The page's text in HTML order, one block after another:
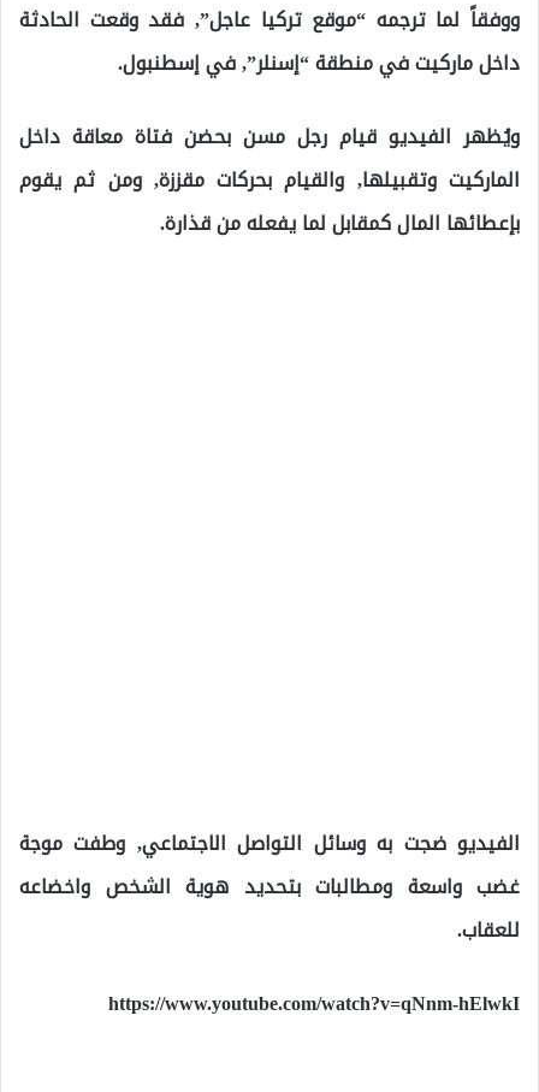
ووفقاً لما ترجمه “موقع تركيا عاجل”, فقد وقعت الحادثة
داخل ماركيت في منطقة “إسنلر”, في إسطنبول.
ويُظهر الفيديو قيام رجل مسن بحضن فتاة معاقة داخل
الماركيت وتقبيلها, والقيام بحركات مقززة, ومن ثم يقوم
بإعطائها المال كمقابل لما يفعله من قذارة.
الفيديو ضجت به وسائل التواصل الاجتماعي, وطفت موجة
غضب واسعة ومطالبات بتحديد هوية الشخص واخضاعه
للعقاب.
https://www.youtube.com/watch?v=qNnm-hElwkI